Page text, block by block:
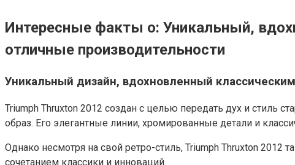
Интересные факты о: Уникальный,
отличные производительности
Уникальный дизайн, вдохновленный
Triumph Thruxton 2012 создан с целью передать дух и стиль
образ. Его элегантные линии, хромированные детали и
Однако несмотря на свой ретро-стиль, Triumph Thruxton
сочетанием классики и инноваций.